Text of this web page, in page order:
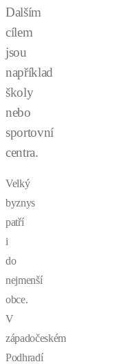
Dalším
cílem
jsou
například
školy
nebo
sportovní
centra.
Velký
byznys
patří
i
do
nejmenší
obce.
V
západočeském
Podhradí